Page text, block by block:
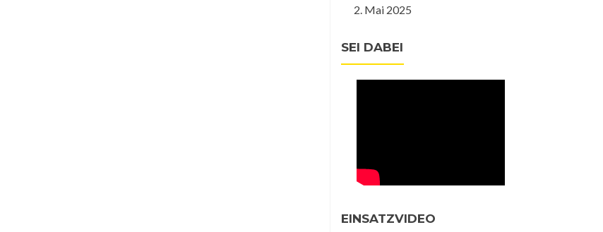
2. Mai 2025
SEI DABEI
EINSATZVIDEO